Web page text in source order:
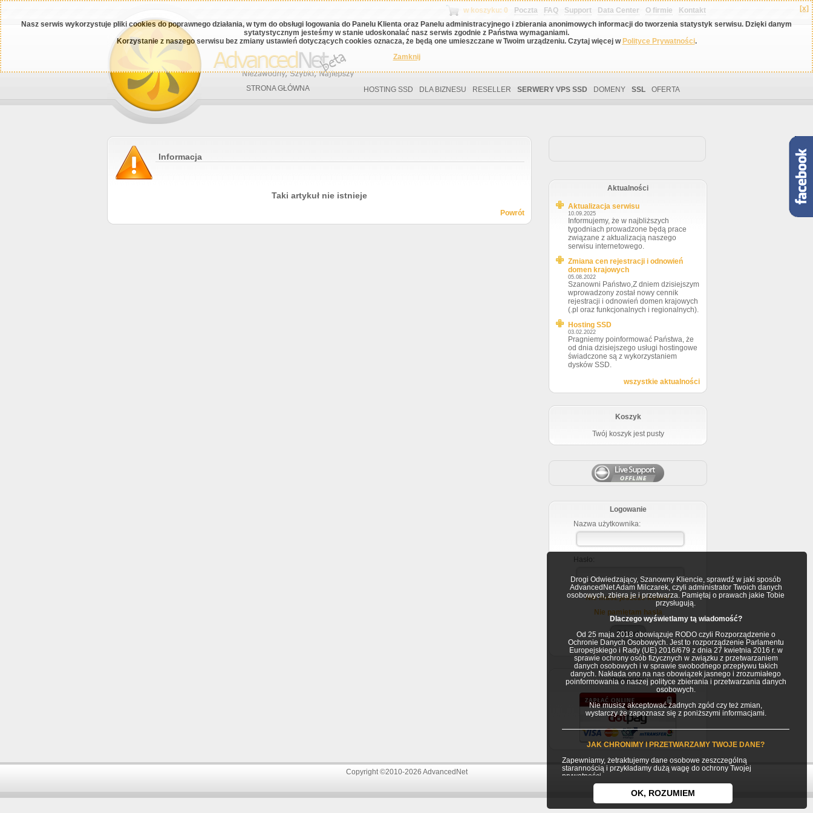
[x]
Nasz serwis wykorzystuje pliki cookies do poprawnego działania, w tym do obsługi logowania do Panelu Klienta oraz Panelu administracyjnego i zbierania anonimowych informacji do tworzenia statystyk serwisu. Dzięki danym
sytatystycznym jesteśmy w stanie udoskonalać nasz serwis zgodnie z Państwa wymaganiami.
Korzystanie z naszego serwisu bez zmiany ustawień dotyczących cookies oznacza, że będą one umieszczane w Twoim urządzeniu. Czytaj więcej w Polityce Prywatności.
Zamknij
Drogi Odwiedzający, Szanowny Kliencie, sprawdź w jaki sposób
AdvancedNet Adam Milczarek, czyli administrator Twoich danych
osobowych, zbiera je i przetwarza. Pamiętaj o prawach jakie Tobie
przysługują.
Dlaczego wyświetlamy tą wiadomość?
Od 25 maja 2018 obowiązuje RODO czyli Rozporządzenie o
Ochronie Danych Osobowych. Jest to rozporządzenie Parlamentu
Europejskiego i Rady (UE) 2016/679 z dnia 27 kwietnia 2016 r. w
sprawie ochrony osób fizycznych w związku z przetwarzaniem
danych osobowych i w sprawie swobodnego przepływu takich
danych. Nakłada ono na nas obowiązek jasnego i zrozumiałego
poinformowania o naszej polityce zbierania i przetwarzania danych
osobowych.
Nie musisz akceptować żadnych zgód czy też zmian,
wystarczy że zapoznasz się z poniższymi informacjami.
JAK CHRONIMY I PRZETWARZAMY TWOJE DANE?
Zapewniamy, żetraktujemy dane osobowe zeszczególną
starannością i przykładamy dużą wagę do ochrony Twojej
prywatności.
Twoje dane osobowe gromadzimy i przetwarzamy jako
Usługodawca (AdvancedNet Adam Milczarek) będący
jednocześnie Administratorem danych osobowych.
OK, ROZUMIEM
w koszyku: 0 Poczta FAQ Support Data Center O firmie Kontakt
STRONA GŁÓWNA HOSTING SSD DLA BIZNESU RESELLER SERWERY VPS SSD DOMENY SSL OFERTA
Aktualności
Aktualizacja serwisu
10.09.2025
Informujemy, że w najbliższych
tygodniach prowadzone będą prace
związane z aktualizacją naszego
serwisu internetowego.
Zmiana cen rejestracji i odnowień
domen krajowych
05.08.2022
Szanowni Państwo,Z dniem dzisiejszym
wprowadzony został nowy cennik
rejestracji i odnowień domen krajowych
(.pl oraz funkcjonalnych i regionalnych).
Hosting SSD
03.02.2022
Pragniemy poinformować Państwa, że
od dnia dzisiejszego usługi hostingowe
świadczone są z wykorzystaniem
dysków SSD.
wszystkie aktualności
Koszyk
Twój koszyk jest pusty
Logowanie
Nazwa użytkownika:
Hasło:
Nie masz jeszcze konta?
Nie pamiętam hasla
Partnerzy
Informacja
Taki artykuł nie istnieje
Powrót
Copyright ©2010-2026 AdvancedNet